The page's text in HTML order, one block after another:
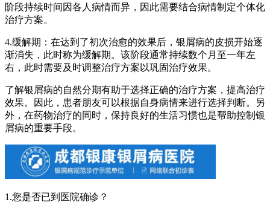
阶段持续时间因各人病情而异，因此需要结合病情制定个体化
治疗方案。
4.缓解期：在达到了初次治愈的效果后，银屑病的皮损开始逐
渐消失，此时称为缓解期。该阶段通常持续数个月至一年左
右，此时需要及时调整治疗方案以巩固治疗效果。
了解银屑病的自然分期有助于选择正确的治疗方案，提高治疗
效果。因此，患者朋友可以根据自身病情来进行选择判断。另
外，在药物治疗的同时，保持良好的生活习惯也是帮助控制银
屑病的重要手段。
1.您是否已到医院确诊？